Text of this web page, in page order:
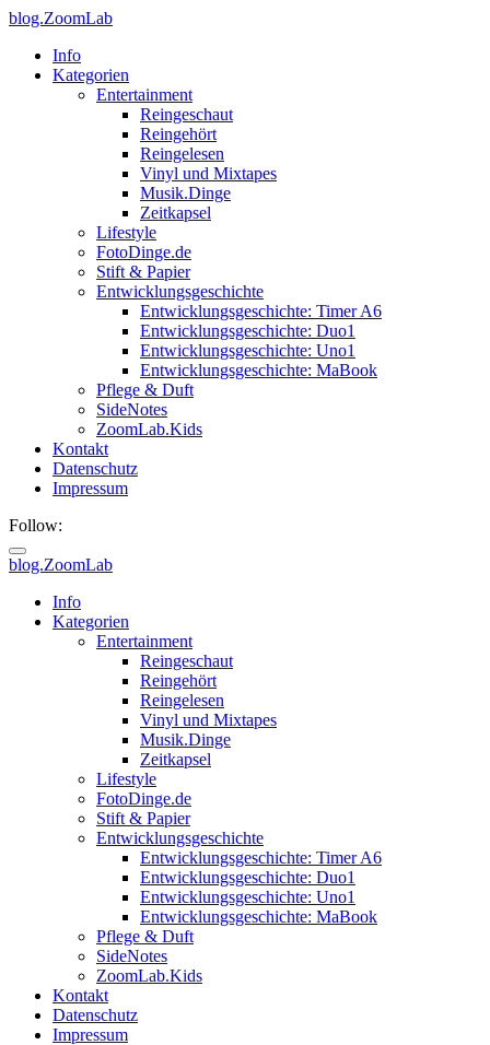
blog.ZoomLab
Info
Kategorien
Entertainment
Reingeschaut
Reingehört
Reingelesen
Vinyl und Mixtapes
Musik.Dinge
Zeitkapsel
Lifestyle
FotoDinge.de
Stift & Papier
Entwicklungsgeschichte
Entwicklungsgeschichte: Timer A6
Entwicklungsgeschichte: Duo1
Entwicklungsgeschichte: Uno1
Entwicklungsgeschichte: MaBook
Pflege & Duft
SideNotes
ZoomLab.Kids
Kontakt
Datenschutz
Impressum
Follow:
blog.ZoomLab
ZoomLab
Info
Kategorien
Entertainment
Reingeschaut
Reingehört
Reingelesen
Vinyl und Mixtapes
Musik.Dinge
Zeitkapsel
Lifestyle
FotoDinge.de
Stift & Papier
Entwicklungsgeschichte
Entwicklungsgeschichte: Timer A6
Entwicklungsgeschichte: Duo1
Entwicklungsgeschichte: Uno1
Entwicklungsgeschichte: MaBook
Pflege & Duft
SideNotes
ZoomLab.Kids
Kontakt
Datenschutz
Impressum